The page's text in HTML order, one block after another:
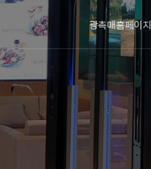
광촉매홈페이지